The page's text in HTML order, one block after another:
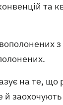
та
на те, що
заохочують